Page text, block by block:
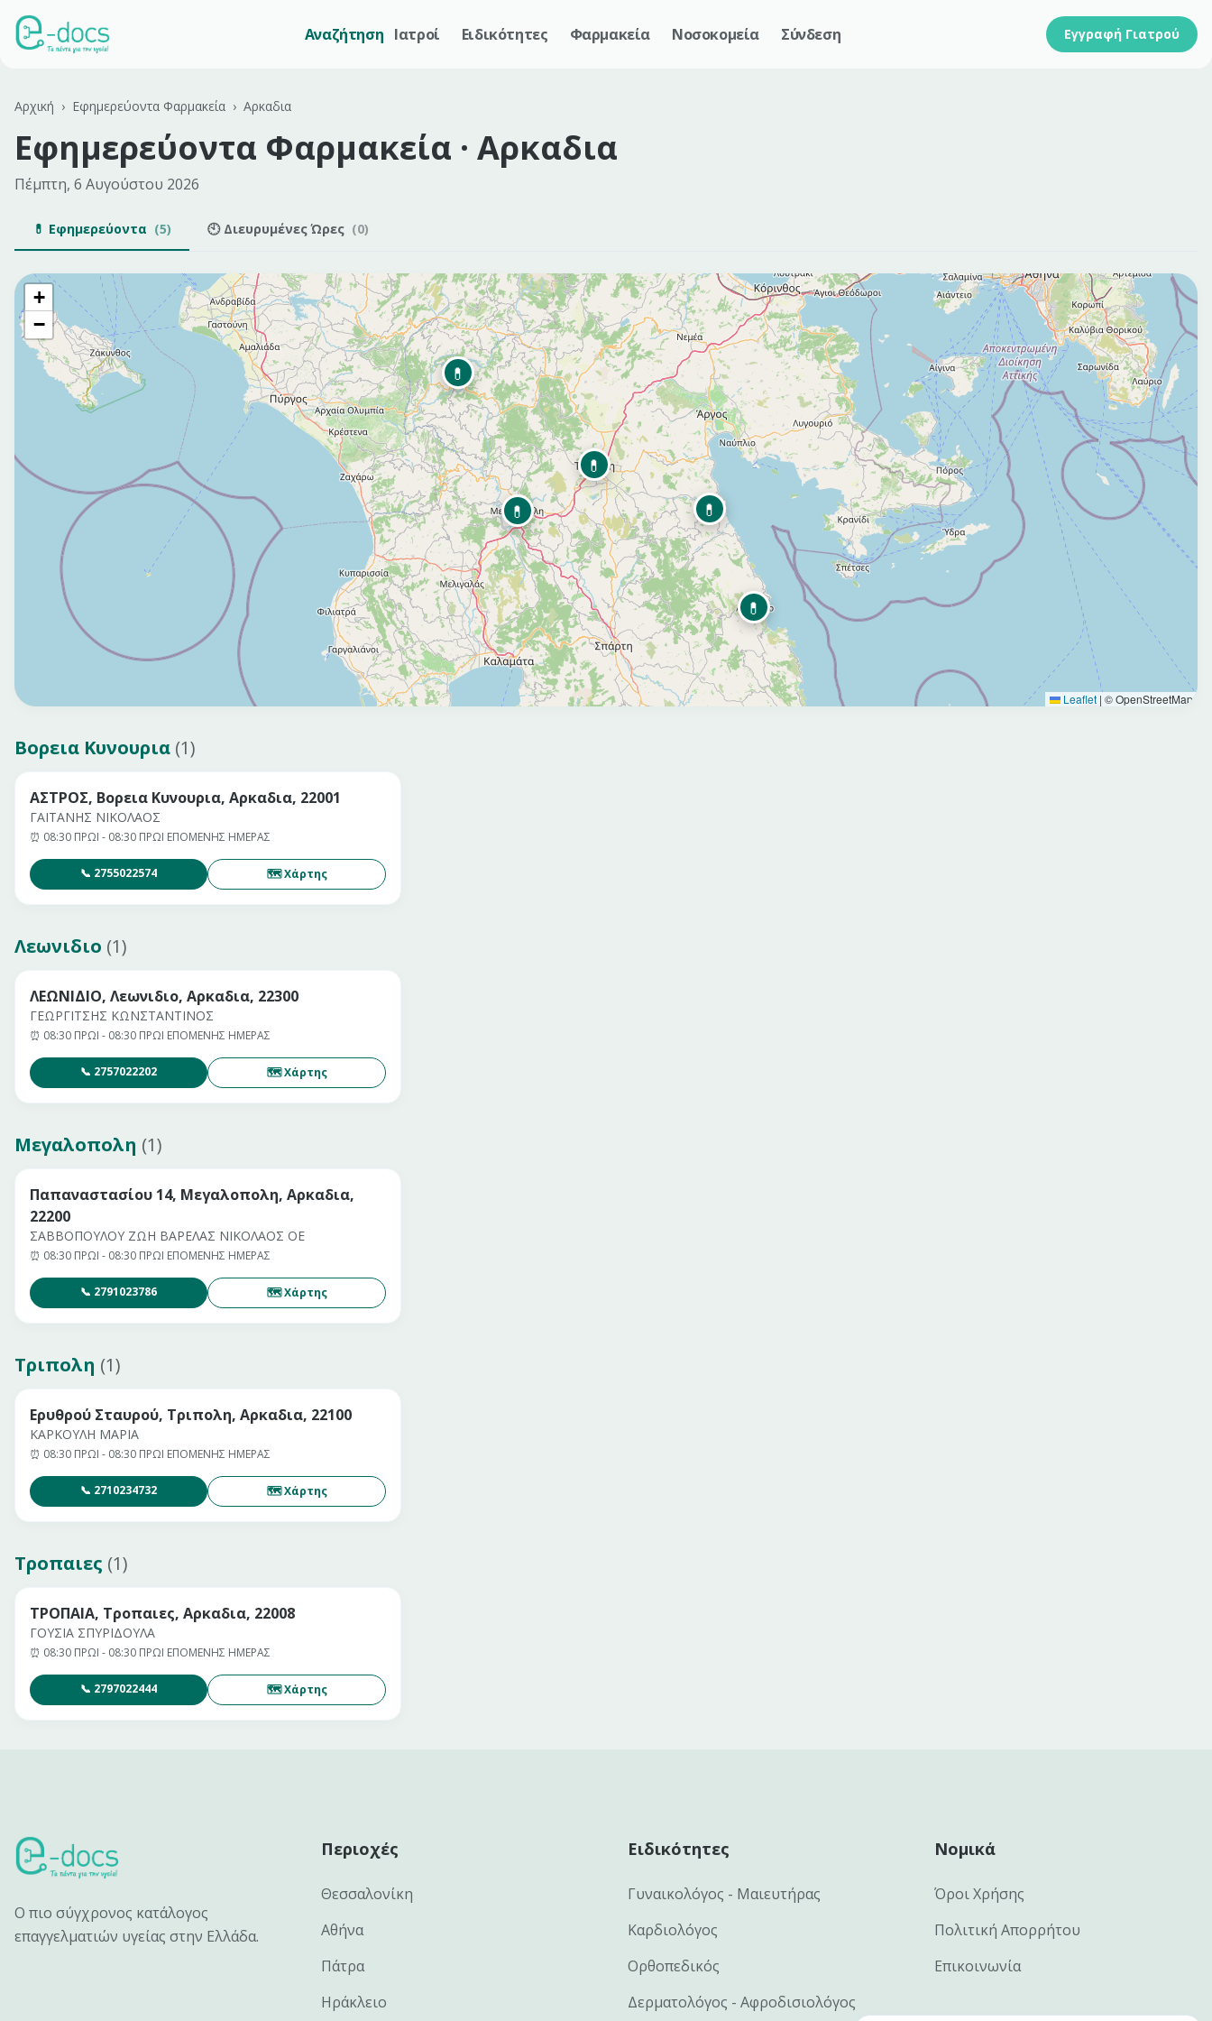
Αναζήτηση Ιατροί Ειδικότητες Φαρμακεία Νοσοκομεία Σύνδεση Εγγραφή Γιατρού
Αρχική › Εφημερεύοντα Φαρμακεία › Αρκαδια
Εφημερεύοντα Φαρμακεία · Αρκαδια
Πέμπτη, 6 Αυγούστου 2026
💊 Εφημερεύοντα (5) 🕙 Διευρυμένες Ώρες (0)
💊
💊
💊
💊
💊
+
−
Leaflet | © OpenStreetMap
Βορεια Κυνουρια (1)
ΑΣΤΡΟΣ, Βορεια Κυνουρια, Αρκαδια, 22001
ΓΑΙΤΑΝΗΣ ΝΙΚΟΛΑΟΣ
⏰ 08:30 ΠΡΩΙ - 08:30 ΠΡΩΙ ΕΠΟΜΕΝΗΣ ΗΜΕΡΑΣ
📞 2755022574 🗺 Χάρτης
Λεωνιδιο (1)
ΛΕΩΝΙΔΙΟ, Λεωνιδιο, Αρκαδια, 22300
ΓΕΩΡΓΙΤΣΗΣ ΚΩΝΣΤΑΝΤΙΝΟΣ
⏰ 08:30 ΠΡΩΙ - 08:30 ΠΡΩΙ ΕΠΟΜΕΝΗΣ ΗΜΕΡΑΣ
📞 2757022202 🗺 Χάρτης
Μεγαλοπολη (1)
Παπαναστασίου 14, Μεγαλοπολη, Αρκαδια,
22200
ΣΑΒΒΟΠΟΥΛΟΥ ΖΩΗ ΒΑΡΕΛΑΣ ΝΙΚΟΛΑΟΣ ΟΕ
⏰ 08:30 ΠΡΩΙ - 08:30 ΠΡΩΙ ΕΠΟΜΕΝΗΣ ΗΜΕΡΑΣ
📞 2791023786 🗺 Χάρτης
Τριπολη (1)
Ερυθρού Σταυρού, Τριπολη, Αρκαδια, 22100
ΚΑΡΚΟΥΛΗ ΜΑΡΙΑ
⏰ 08:30 ΠΡΩΙ - 08:30 ΠΡΩΙ ΕΠΟΜΕΝΗΣ ΗΜΕΡΑΣ
📞 2710234732 🗺 Χάρτης
Τροπαιες (1)
ΤΡΟΠΑΙΑ, Τροπαιες, Αρκαδια, 22008
ΓΟΥΣΙΑ ΣΠΥΡΙΔΟΥΛΑ
⏰ 08:30 ΠΡΩΙ - 08:30 ΠΡΩΙ ΕΠΟΜΕΝΗΣ ΗΜΕΡΑΣ
📞 2797022444 🗺 Χάρτης
Ο πιο σύγχρονος κατάλογος
επαγγελματιών υγείας στην Ελλάδα.
Περιοχές
Θεσσαλονίκη
Αθήνα
Πάτρα
Ηράκλειο
Ειδικότητες
Γυναικολόγος - Μαιευτήρας
Καρδιολόγος
Ορθοπεδικός
Δερματολόγος - Αφροδισιολόγος
Νομικά
Όροι Χρήσης
Πολιτική Απορρήτου
Επικοινωνία